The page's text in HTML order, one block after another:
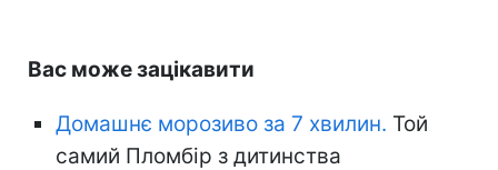
Вас може зацікавити
Домашнє морозиво за 7 хвилин. Той
самий Пломбір з дитинства